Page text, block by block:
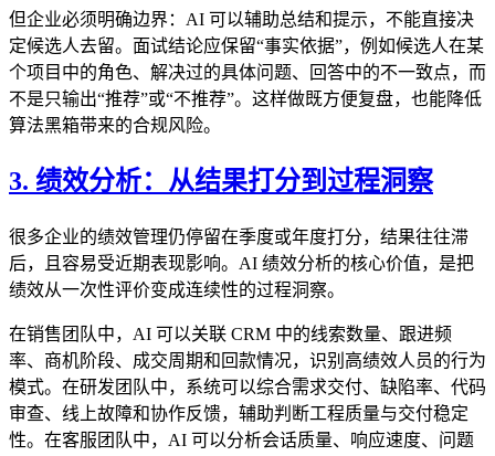
但企业必须明确边界：AI 可以辅助总结和提示，不能直接决
定候选人去留。面试结论应保留“事实依据”，例如候选人在某
个项目中的角色、解决过的具体问题、回答中的不一致点，而
不是只输出“推荐”或“不推荐”。这样做既方便复盘，也能降低
算法黑箱带来的合规风险。
3. 绩效分析：从结果打分到过程洞察
很多企业的绩效管理仍停留在季度或年度打分，结果往往滞
后，且容易受近期表现影响。AI 绩效分析的核心价值，是把
绩效从一次性评价变成连续性的过程洞察。
在销售团队中，AI 可以关联 CRM 中的线索数量、跟进频
率、商机阶段、成交周期和回款情况，识别高绩效人员的行为
模式。在研发团队中，系统可以综合需求交付、缺陷率、代码
审查、线上故障和协作反馈，辅助判断工程质量与交付稳定
性。在客服团队中，AI 可以分析会话质量、响应速度、问题